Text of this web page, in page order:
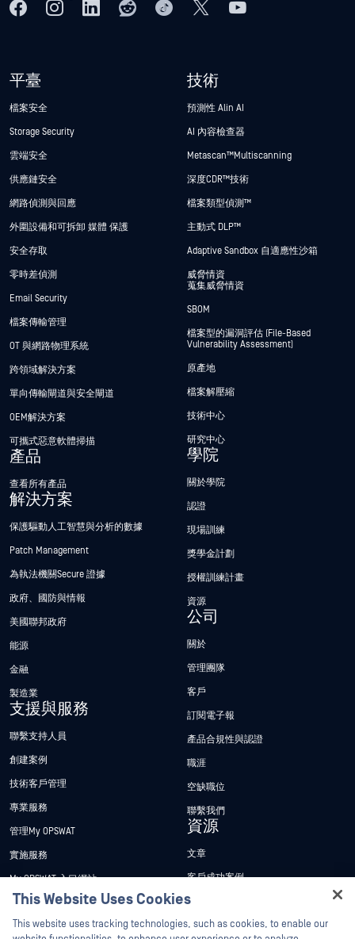
平臺
檔案安全
Storage Security
雲端安全
供應鏈安全
網路偵測與回應
外圍設備和可拆卸 媒體 保護
安全存取
零時差偵測
Email Security
檔案傳輸管理
OT 與網路物理系統
跨領域解決方案
單向傳輸閘道與安全閘道
OEM解決方案
可攜式惡意軟體掃描
產品
查看所有產品
解決方案
保護驅動人工智慧與分析的數據
Patch Management
為執法機關Secure 證據
政府、國防與情報
美國聯邦政府
能源
金融
製造業
支援與服務
聯繫支持人員
創建案例
技術客戶管理
專業服務
管理My OPSWAT
實施服務
My OPSWAT 入口網站
技術檔案
訓練
技術
預測性 Alin AI
AI 內容檢查器
Metascan™ Multiscanning
深度CDR™技術
檔案類型偵測™
主動式 DLP™
Adaptive Sandbox 自適應性沙箱
威脅情資
蒐集威脅情資
SBOM
檔案型的漏洞評估 (File-Based
Vulnerability Assessment)
原產地
檔案解壓縮
技術中心
研究中心
學院
關於學院
認證
現場訓練
獎學金計劃
授權訓練計畫
資源
公司
關於
管理團隊
客戶
訂閱電子報
產品合規性與認證
職涯
空缺職位
聯繫我們
資源
文章
客戶成功案例
新聞稿
新聞報導
This Website Uses Cookies
This website uses tracking technologies, such as cookies, to enable our
Hey there!